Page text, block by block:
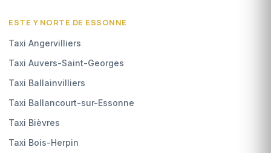
ESTE Y NORTE DE ESSONNE
Taxi Angervilliers
Taxi Auvers-Saint-Georges
Taxi Ballainvilliers
Taxi Ballancourt-sur-Essonne
Taxi Bièvres
Taxi Bois-Herpin